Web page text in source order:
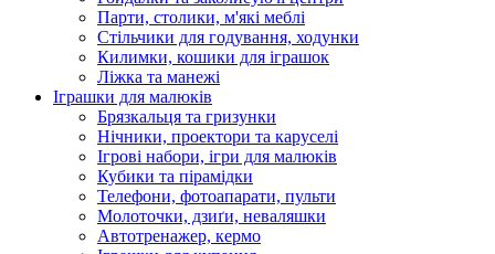
Парти, столики, м'які меблі
Стільчики для годування, ходунки
Килимки, кошики для іграшок
Ліжка та манежі
Іграшки для малюків
Брязкальця та гризунки
Нічники, проектори та каруселі
Ігрові набори, ігри для малюків
Кубики та пірамідки
Телефони, фотоапарати, пульти
Молоточки, дзиґи, неваляшки
Автотренажер, кермо